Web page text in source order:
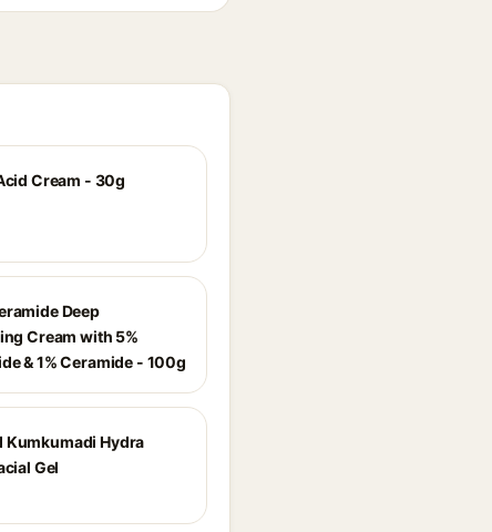
Cream - 30g
Deep
Cream with 5%
& 1% Ceramide - 100g
Kumkumadi Hydra
Gel